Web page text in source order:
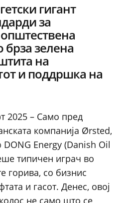
гигант
за
брза зелена
на
и поддршка на
2025 – Само пред
компанија Ørsted,
Energy (Danish Oil
типичен играч во
горива, со бизнис
и гасот. Денес, овој
не само што се